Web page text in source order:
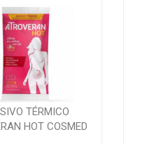
TÉRMICO
HOT COSMED